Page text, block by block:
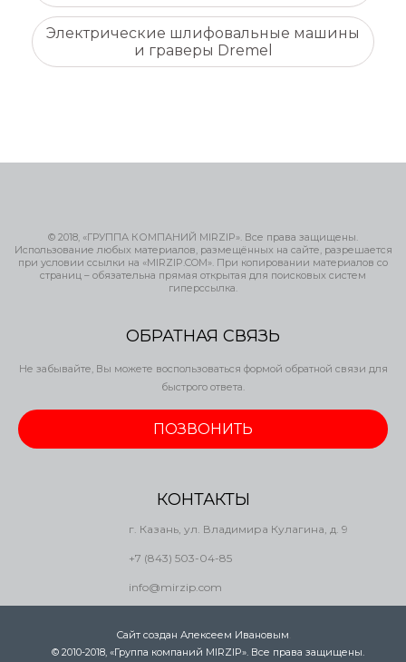
Электрические шлифовальные машины
и граверы Dremel
© 2018, «ГРУППА КОМПАНИЙ MIRZIP». Все права защищены.
Использование любых материалов, размещённых на сайте, разрешается
при условии ссылки на «MIRZIP.COM». При копировании материалов со
страниц – обязательна прямая открытая для поисковых систем
гиперссылка.
ОБРАТНАЯ СВЯЗЬ
Не забывайте, Вы можете воспользоваться формой обратной связи для
быстрого ответа.
ПОЗВОНИТЬ
КОНТАКТЫ
г. Казань, ул. Владимира Кулагина, д. 9
+7 (843) 503-04-85
info@mirzip.com
Сайт создан Алексеем Ивановым
© 2010-2018, «Группа компаний MIRZIP». Все права защищены.